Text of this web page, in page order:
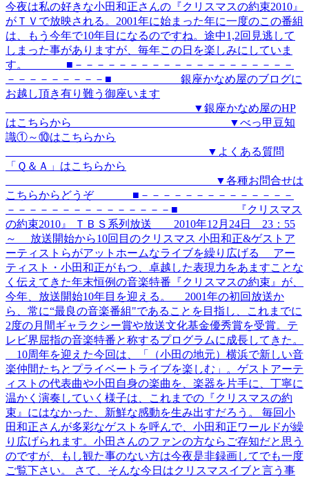
今夜は私の好きな小田和正さんの『クリスマスの約束2010』
がＴＶで放映される。2001年に始まった年に一度のこの番組
は、もう今年で10年目になるのですね。途中1,2回見逃して
しまった事がありますが、毎年この日を楽しみにしていま
す。 ■－－－－－－－－－－－－－－－－－－－－
－－－－－－－－－■ 銀座かなめ屋のブログに
お越し頂き有り難う御座います
▼銀座かなめ屋のHP
はこちらから ▼べっ甲豆知
識①～⑩はこちらから
▼よくある質問
「Ｑ＆Ａ」はこちらから
▼各種お問合せは
こちらからどうぞ ■－－－－－－－－－－－－－－
－－－－－－－－－－－－－－－■ 『クリスマス
の約束2010』 ＴＢＳ系列放送 2010年12月24日 23：55
～ 放送開始から10回目のクリスマス 小田和正&ゲストア
ーティストらがアットホームなライブを繰り広げる アー
ティスト・小田和正がもつ、卓越した表現力をあますことな
く伝えてきた年末恒例の音楽特番『クリスマスの約束』が、
今年、放送開始10年目を迎える。 2001年の初回放送か
ら、常に“最良の音楽番組"であることを目指し、これまでに
2度の月間ギャラクシー賞や放送文化基金優秀賞を受賞。テ
レビ界屈指の音楽特番と称するプログラムに成長してきた。
10周年を迎えた今回は、「（小田の地元）横浜で新しい音
楽仲間たちとプライベートライブを楽しむ」。ゲストアーテ
ィストの代表曲や小田自身の楽曲を、楽器を片手に、丁寧に
温かく演奏していく様子は、これまでの『クリスマスの約
束』にはなかった、新鮮な感動を生み出すだろう。 毎回小
田和正さんが多彩なゲストを呼んで、小田和正ワールドが繰
り広げられます。小田さんのファンの方ならご存知だと思う
のですが、もし観た事のない方は今夜是非録画してでも一度
ご覧下さい。 さて、そんな今日はクリスマスイブと言う事